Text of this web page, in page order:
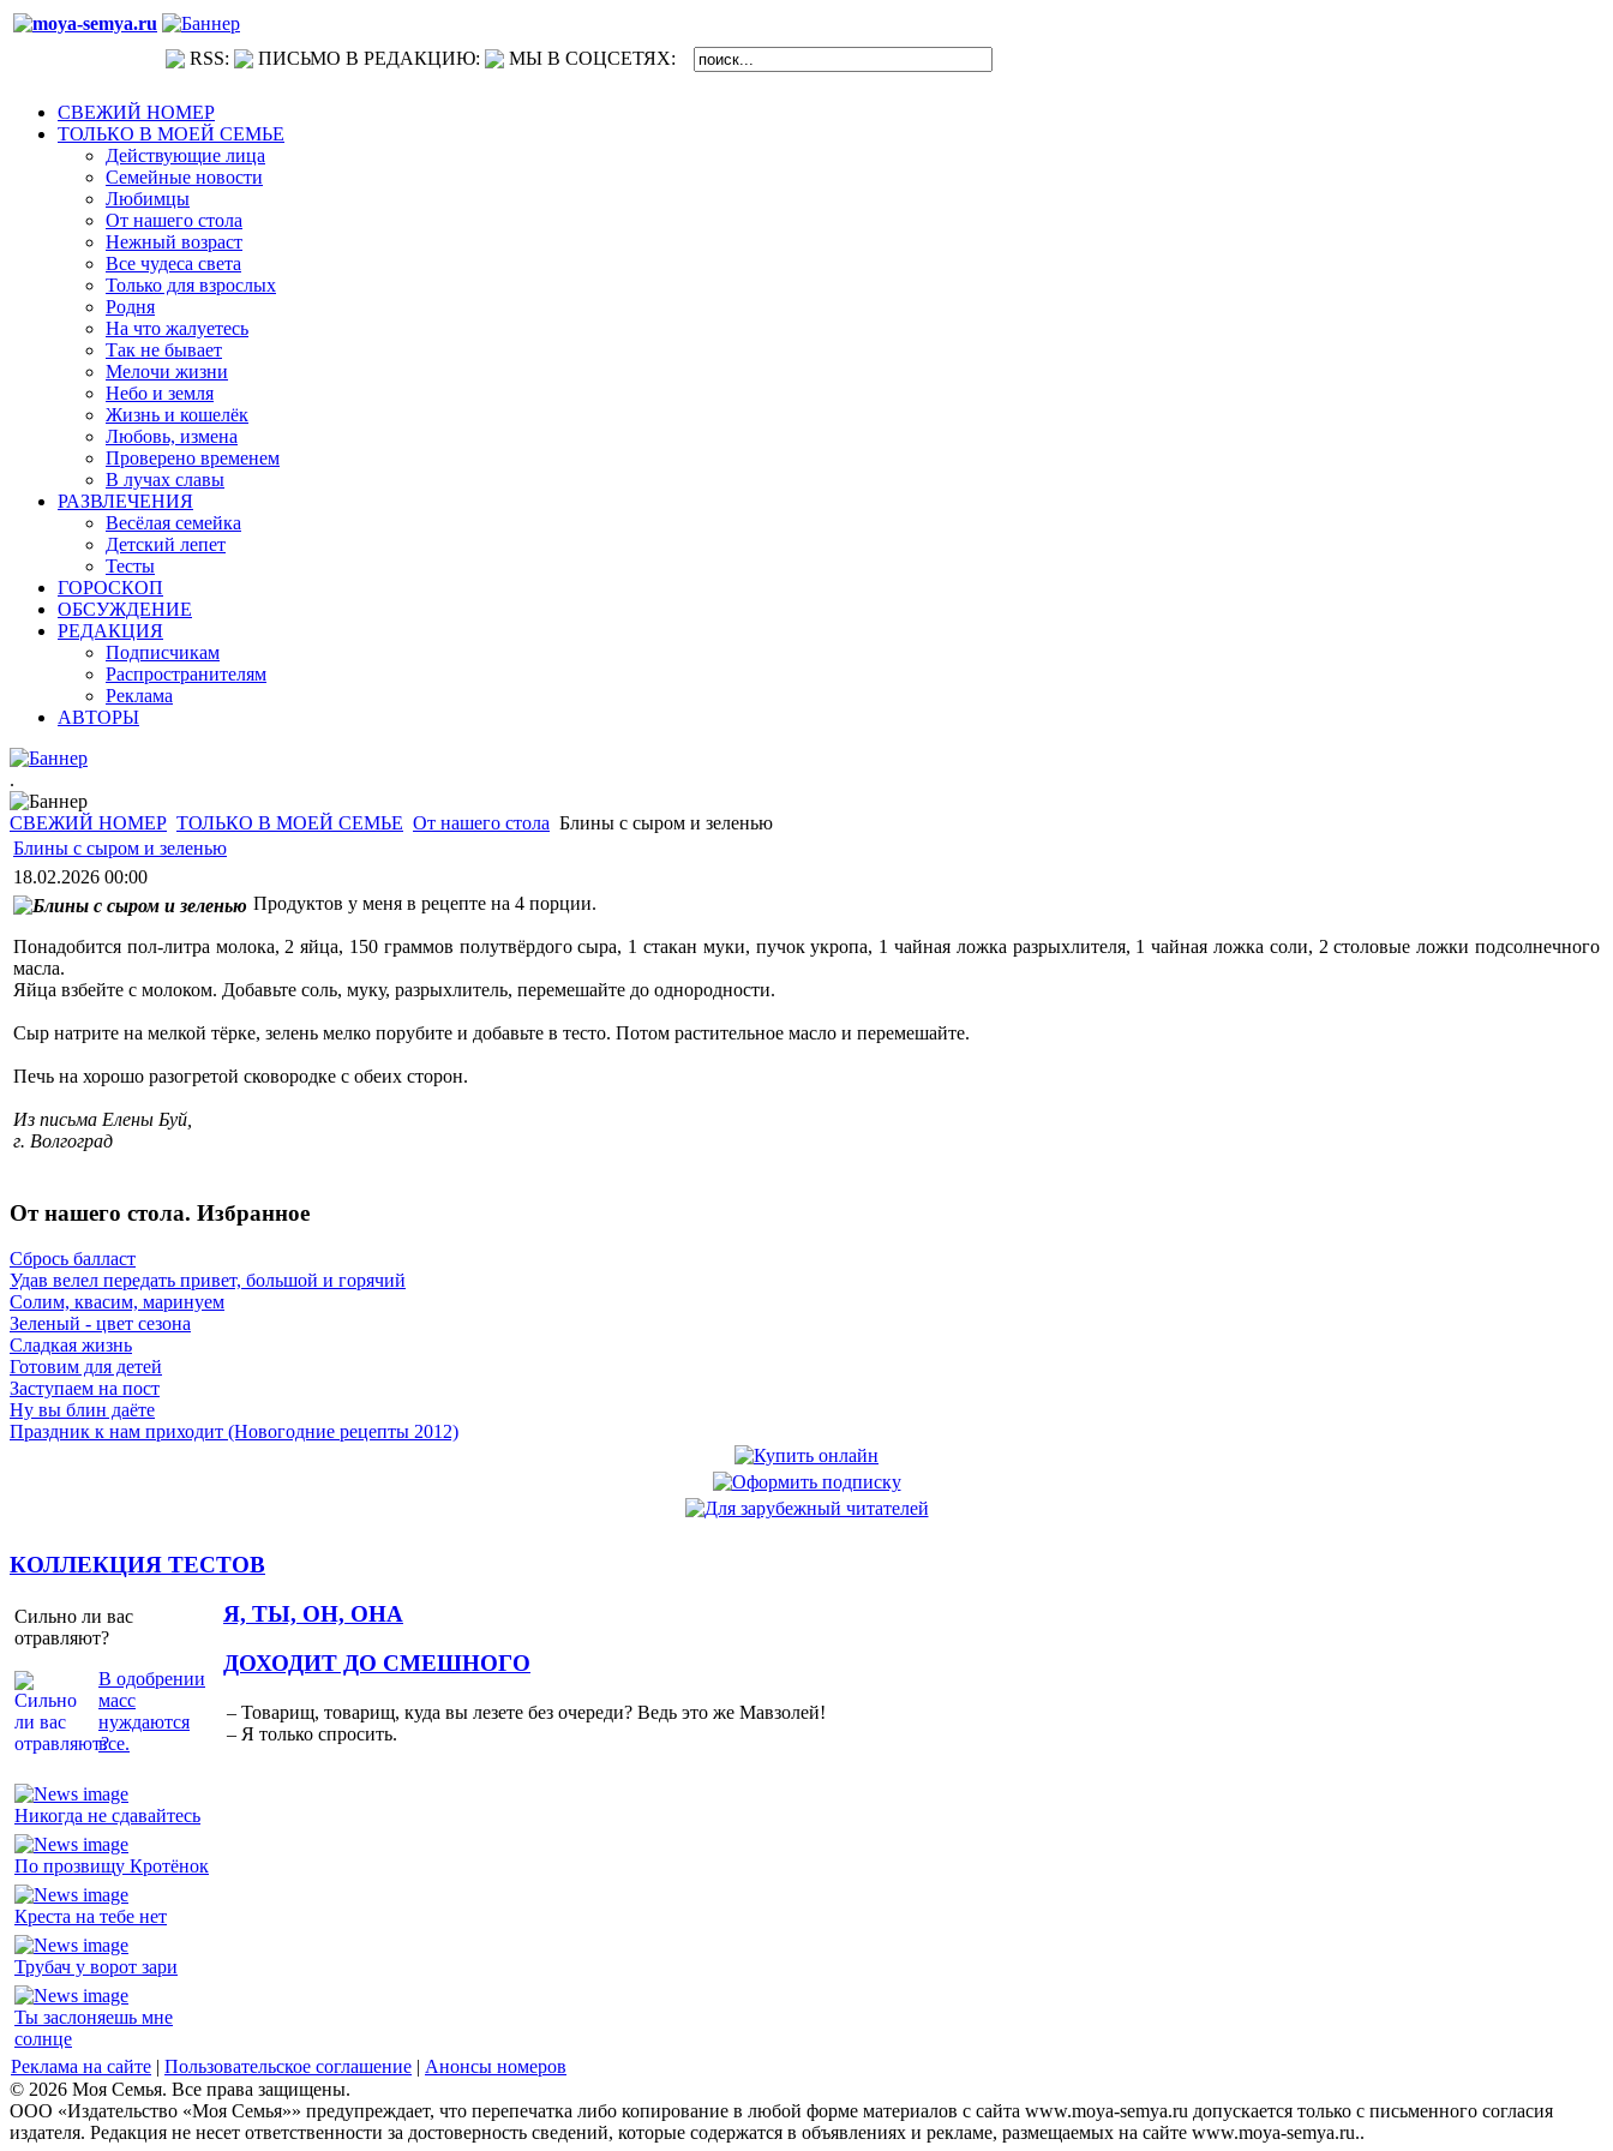
RSS: ПИСЬМО В РЕДАКЦИЮ: МЫ В СОЦСЕТЯХ:
СВЕЖИЙ НОМЕР
ТОЛЬКО В МОЕЙ СЕМЬЕ
Действующие лица
Семейные новости
Любимцы
От нашего стола
Нежный возраст
Все чудеса света
Только для взрослых
Родня
На что жалуетесь
Так не бывает
Мелочи жизни
Небо и земля
Жизнь и кошелёк
Любовь, измена
Проверено временем
В лучах славы
РАЗВЛЕЧЕНИЯ
Весёлая семейка
Детский лепет
Тесты
ГОРОСКОП
ОБСУЖДЕНИЕ
РЕДАКЦИЯ
Подписчикам
Распространителям
Реклама
АВТОРЫ
.
СВЕЖИЙ НОМЕР ТОЛЬКО В МОЕЙ СЕМЬЕ От нашего стола Блины с сыром и зеленью
Блины с сыром и зеленью
18.02.2026 00:00
Продуктов у меня в рецепте на 4 порции.
Понадобится пол-литра молока, 2 яйца, 150 граммов полутвёрдого сыра, 1 стакан муки, пучок укропа, 1 чайная ложка разрыхлителя, 1 чайная ложка соли, 2 столовые ложки подсолнечного
масла.
Яйца взбейте с молоком. Добавьте соль, муку, разрыхлитель, перемешайте до однородности.
Сыр натрите на мелкой тёрке, зелень мелко порубите и добавьте в тесто. Потом растительное масло и перемешайте.
Печь на хорошо разогретой сковородке с обеих сторон.
Из письма Елены Буй,
г. Волгоград
От нашего стола. Избранное
Сбрось балласт
Удав велел передать привет, большой и горячий
Солим, квасим, маринуем
Зеленый - цвет сезона
Сладкая жизнь
Готовим для детей
Заступаем на пост
Ну вы блин даёте
Праздник к нам приходит (Новогодние рецепты 2012)
КОЛЛЕКЦИЯ ТЕСТОВ
Сильно ли вас
отравляют?
В одобрении
масс
нуждаются
все.
Я, ТЫ, ОН, ОНА
Никогда не сдавайтесь
По прозвищу Кротёнок
Креста на тебе нет
Трубач у ворот зари
Ты заслоняешь мне
солнце
ДОХОДИТ ДО СМЕШНОГО
– Товарищ, товарищ, куда вы лезете без очереди? Ведь это же Мавзолей!
– Я только спросить.
Реклама на сайте | Пользовательское соглашение | Анонсы номеров
© 2026 Моя Семья. Все права защищены.
ООО «Издательство «Моя Семья»» предупреждает, что перепечатка либо копирование в любой форме материалов с сайта www.moya-semya.ru допускается только с письменного согласия
издателя. Редакция не несет ответственности за достоверность сведений, которые содержатся в объявлениях и рекламе, размещаемых на сайте www.moya-semya.ru..